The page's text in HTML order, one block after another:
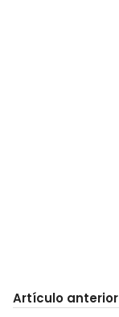
Artículo anterior